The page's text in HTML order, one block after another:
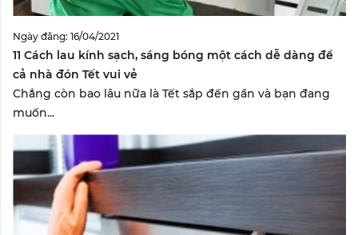
Ngày đăng: 16/04/2021
11 Cách lau kính sạch, sáng bóng một cách dễ dàng để
cả nhà đón Tết vui vẻ
Chẳng còn bao lâu nữa là Tết sắp đến gần và bạn đang
muốn...